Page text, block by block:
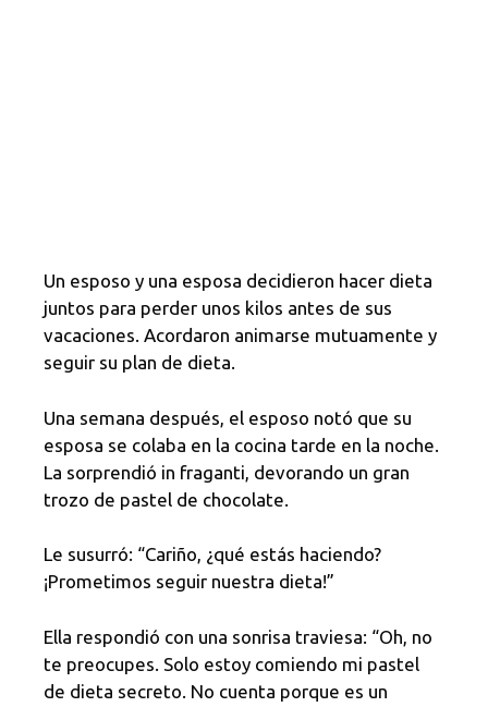
Un esposo y una esposa decidieron hacer dieta
juntos para perder unos kilos antes de sus
vacaciones. Acordaron animarse mutuamente y
seguir su plan de dieta.
Una semana después, el esposo notó que su
esposa se colaba en la cocina tarde en la noche.
La sorprendió in fraganti, devorando un gran
trozo de pastel de chocolate.
Le susurró: “Cariño, ¿qué estás haciendo?
¡Prometimos seguir nuestra dieta!”
Ella respondió con una sonrisa traviesa: “Oh, no
te preocupes. Solo estoy comiendo mi pastel
de dieta secreto. No cuenta porque es un